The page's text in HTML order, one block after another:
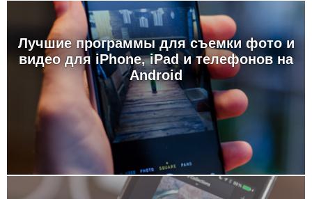
Лучшие программы для съемки фото и
видео для iPhone, iPad и телефонов на
Android